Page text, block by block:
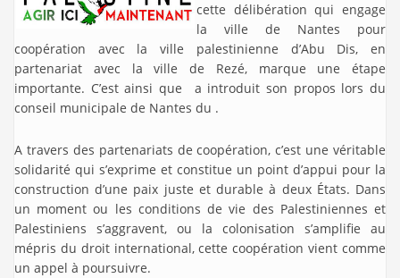
cette délibération qui engage
la ville de Nantes pour
coopération avec la ville palestinienne d’Abu Dis, en
partenariat avec la ville de Rezé, marque une étape
importante. C’est ainsi que
a introduit son propos lors du
conseil municipale de Nantes du .
A travers des partenariats de coopération, c’est une véritable
solidarité qui s’exprime et constitue un point d’appui pour la
construction d’une paix juste et durable à deux États. Dans
un moment ou les conditions de vie des Palestiniennes et
Palestiniens s’aggravent, ou la colonisation s’amplifie au
mépris du droit international, cette coopération vient comme
un appel à poursuivre.